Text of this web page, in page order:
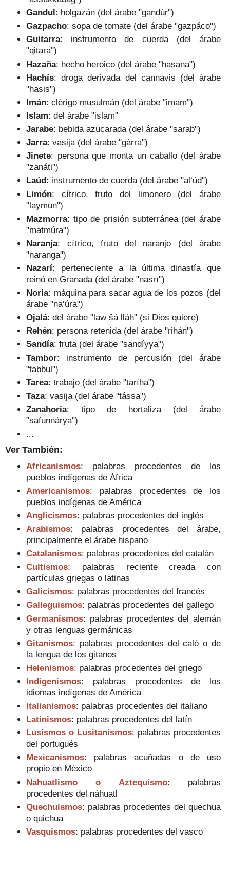
Gandul: holgazán (del árabe "gandúr")
Gazpacho: sopa de tomate (del árabe "gazpáco")
Guitarra: instrumento de cuerda (del árabe
"qitara")
Hazaña: hecho heroico (del árabe "hasana")
Hachís: droga derivada del cannavis (del árabe
"hasis")
Imán: clérigo musulmán (del árabe "imām")
Islam: del árabe "islām"
Jarabe: bebida azucarada (del árabe "sarab")
Jarra: vasija (del árabe "gárra")
Jinete: persona que monta un caballo (del árabe
"zanáti")
Laúd : instrumento de cuerda (del árabe "al‘úd")
Limón: cítrico, fruto del limonero (del árabe
"laymun")
Mazmorra: tipo de prisión subterránea (del árabe
"matmúra")
Naranja: cítrico, fruto del naranjo (del árabe
"naranga")
Nazarí: perteneciente a la última dinastía que
reinó en Granada (del árabe "naṣrī")
Noria: máquina para sacar agua de los pozos (del
árabe "na‘úra")
Ojalá: del árabe "law šá lláh" (si Dios quiere)
Rehén: persona retenida (del árabe "rihán")
Sandía: fruta (del árabe "sandíyya")
Tambor: instrumento de percusión (del árabe
"tabbul")
Tarea: trabajo (del árabe "taríha")
Taza: vasija (del árabe "tássa")
Zanahoria: tipo de hortaliza (del árabe
"safunnárya")
...
Ver También:
Africanismos: palabras procedentes de los
pueblos indígenas de África
Americanismos: palabras procedentes de los
pueblos indígenas de América
Anglicismos: palabras procedentes del inglés
Arabismos: palabras procedentes del árabe,
principalmente el árabe hispano
Catalanismos: palabras procedentes del catalán
Cultismos: palabras reciente creada con
partículas griegas o latinas
Galicismos: palabras procedentes del francés
Galleguismos: palabras procedentes del gallego
Germanismos: palabras procedentes del alemán
y otras lenguas germánicas
Gitanismos: palabras procedentes del caló o de
la lengua de los gitanos
Helenismos: palabras procedentes del griego
Indigenismos: palabras procedentes de los
idiomas indígenas de América
Italianismos: palabras procedentes del italiano
Latinismos: palabras procedentes del latín
Lusismos o Lusitanismos: palabras procedentes
del portugués
Mexicanismos: palabras acuñadas o de uso
propio en México
Nahuatlismo o Aztequismo: palabras
procedentes del náhuatl
Quechuismos: palabras procedentes del quechua
o quichua
Vasquismos: palabras procedentes del vasco